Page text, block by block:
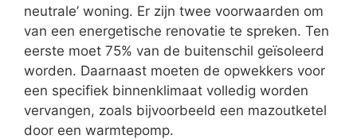
neutrale’ woning. Er zijn twee voorwaarden om
van een energetische renovatie te spreken. Ten
eerste moet 75% van de buitenschil geïsoleerd
worden. Daarnaast moeten de opwekkers voor
een specifiek binnenklimaat volledig worden
vervangen, zoals bijvoorbeeld een mazoutketel
door een warmtepomp.